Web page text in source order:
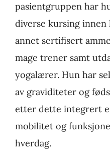
pasientgruppen har
diverse kursing
annet sertifisert
mage trener samt
yogalærer. Hun har
av graviditeter og
etter dette integrert
mobilitet og
hverdag.